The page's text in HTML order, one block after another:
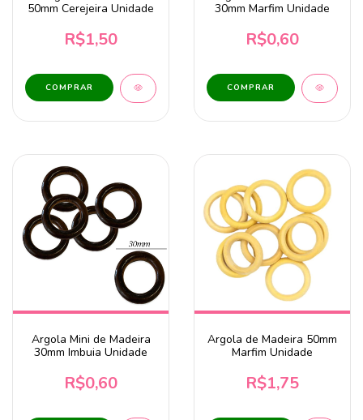
50mm Cerejeira Unidade
R$1,50
30mm Marfim Unidade
R$0,60
Argola Mini de Madeira
30mm Imbuia Unidade
R$0,60
Argola de Madeira 50mm
Marfim Unidade
R$1,75